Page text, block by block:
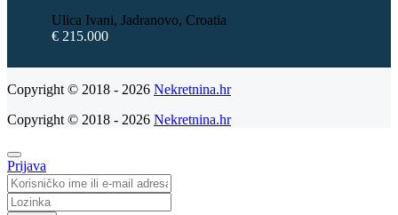
Ulica Ivani, Jadranovo, Croatia
€ 215.000
Copyright © 2018 - 2026 Nekretnina.hr
Copyright © 2018 - 2026 Nekretnina.hr
Prijava